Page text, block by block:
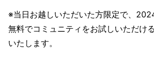
※当日お越しいただいた方限定で、
無料でコミュニティをお試しいただけ
いたします。